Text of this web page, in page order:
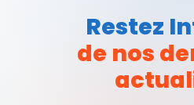
Restez
de nos